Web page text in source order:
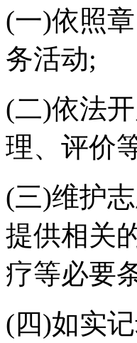
(一)依照
务活动;
(二)依法
理、评价
(三)维护
提供相关
疗等必要
(四)如实